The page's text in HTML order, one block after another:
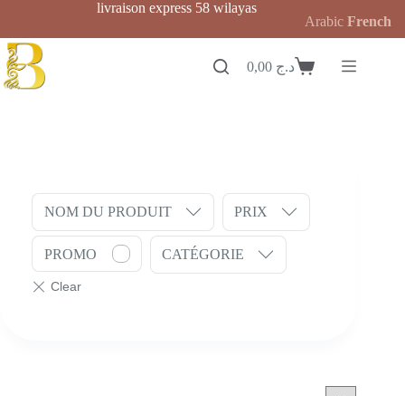
contenu
livraison express 58 wilayas
Panierد.ج
NOM DU PRODUIT PRIX
PROMO CATÉGORIE
Arabic French